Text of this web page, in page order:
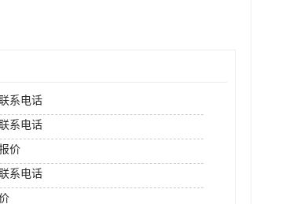
系电话
系电话
价
系电话